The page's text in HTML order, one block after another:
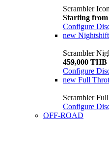
Scrambler Icon
Starting
Configure
new Nightshift
Scrambler
459,000 THB
Configure
new Full
Scrambler
Configure
OFF-ROAD